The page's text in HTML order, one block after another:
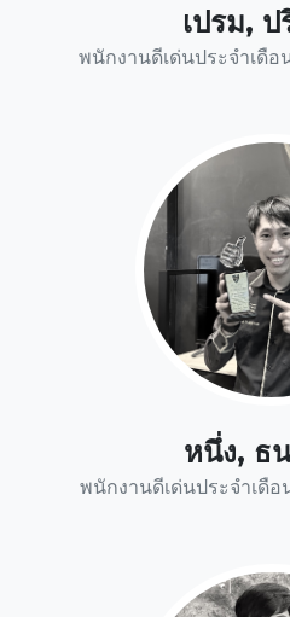
เปรม,
พนักงานดีเด่นประจำเดื
หนึ่ง, ธ
พนักงานดีเด่นประจำเดื